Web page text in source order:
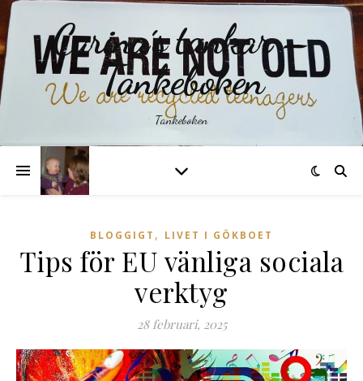
Carina´s tankar –
Tankeboken
Tankeboken
BLOGGIGT , LIVET I GÖKBOET
Tips för EU vänliga sociala
verktyg
28 februari, 2025